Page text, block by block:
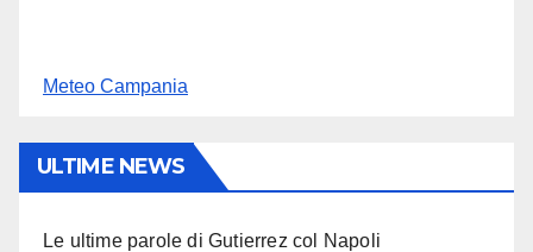
Meteo Campania
ULTIME NEWS
Le ultime parole di Gutierrez col Napoli